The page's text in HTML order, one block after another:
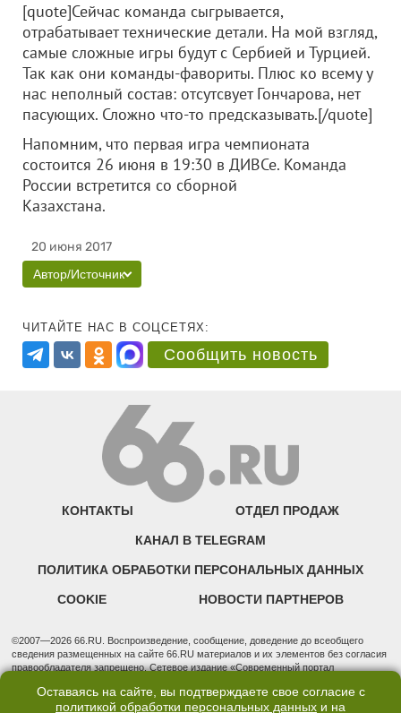
[quote]Сейчас команда сыгрывается,
отрабатывает технические детали. На мой взгляд,
самые сложные игры будут с Сербией и Турцией.
Так как они команды-фавориты. Плюс ко всему у
нас неполный состав: отсутсвует Гончарова, нет
пасующих. Сложно что-то предсказывать.[/quote]
Напомним, что первая игра чемпионата
состоится 26 июня в 19:30 в ДИВСе. Команда
России встретится со сборной
Казахстана.
20 июня 2017
Автор/Источник
ЧИТАЙТЕ НАС В СОЦСЕТЯХ:
Сообщить новость
КОНТАКТЫ ОТДЕЛ ПРОДАЖ
КАНАЛ В TELEGRAM
ПОЛИТИКА ОБРАБОТКИ ПЕРСОНАЛЬНЫХ ДАННЫХ
COOKIE НОВОСТИ ПАРТНЕРОВ
©2007—2026 66.RU. Воспроизведение, сообщение, доведение до всеобщего
сведения размещенных на сайте 66.RU материалов и их элементов без согласия
правообладателя запрещено. Сетевое издание «Современный портал
надзору в сфере связи, информационных технологий и массовых коммуникаций
(Роскомнадзор). Регистрационный номер ЭЛ № ФС 77 - 76634 от 02.09.2019
Оставаясь на сайте, вы подтверждаете свое согласие с
политикой обработки персональных данных и на